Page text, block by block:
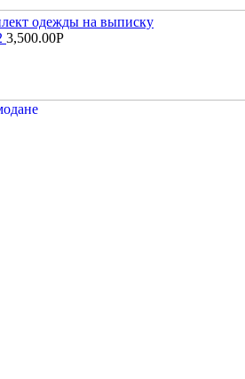
одежды на выписку
3,500.00Р